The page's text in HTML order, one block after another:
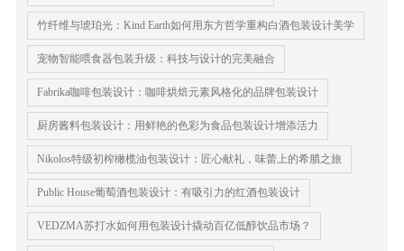
竹纤维与琥珀光：Kind Earth如何用东方哲学重构白酒包装设计美学
宠物智能喂食器包装升级：科技与设计的完美融合
Fabrika咖啡包装设计：咖啡烘焙元素风格化的品牌包装设计
厨房酱料包装设计：用鲜艳的色彩为食品包装设计增添活力
Nikolos特级初榨橄榄油包装设计：匠心献礼，味蕾上的希腊之旅
Public House葡萄酒包装设计：有吸引力的红酒包装设计
VEDZMA苏打水如何用包装设计撬动百亿低醇饮品市场？